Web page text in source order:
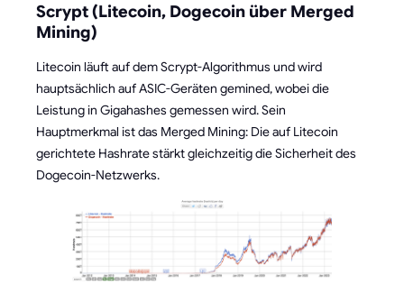
Scrypt (Litecoin, Dogecoin über Merged
Mining)
Litecoin läuft auf dem Scrypt-Algorithmus und wird
hauptsächlich auf ASIC-Geräten gemined, wobei die
Leistung in Gigahashes gemessen wird. Sein
Hauptmerkmal ist das Merged Mining: Die auf Litecoin
gerichtete Hashrate stärkt gleichzeitig die Sicherheit des
Dogecoin-Netzwerks.